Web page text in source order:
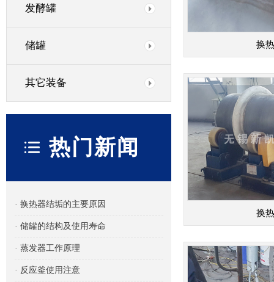
发酵罐
储罐
其它装备
热门新闻
· 换热器结垢的主要原因
· 储罐的结构及使用寿命
· 蒸发器工作原理
· 反应釜使用注意
换
换